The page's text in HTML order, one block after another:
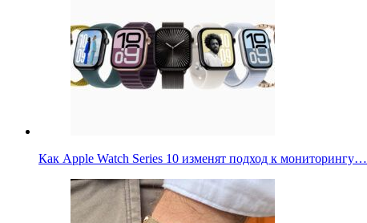
Как Apple Watch Series 10 изменят подход к мониторингу…